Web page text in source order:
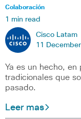
Colaboración
1 min read
Cisco Latam
11
Ya es un hecho,
tradicionales que
pasado.
Leer mas